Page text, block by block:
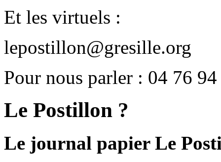
Et les virtuels :
lepostillon@gresille.org
Pour nous parler : 04 76
Le Postillon ?
Le journal papier Le